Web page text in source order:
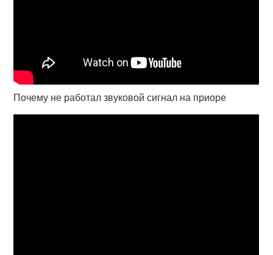
Почему не работал звуковой сигнал на приоре